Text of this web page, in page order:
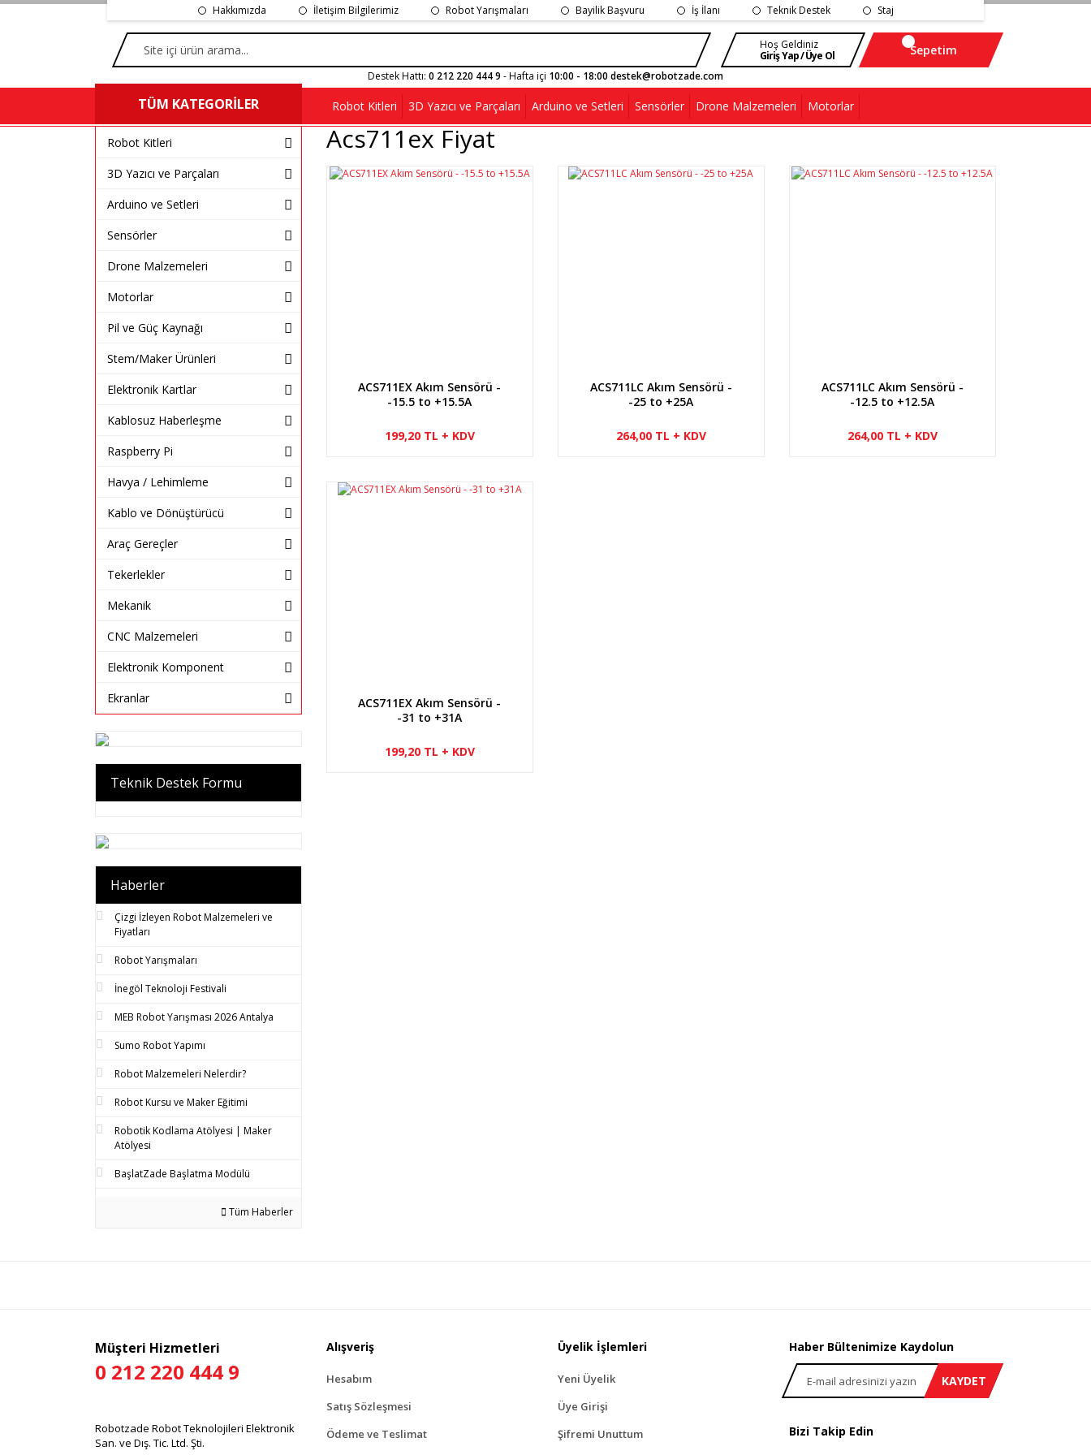
Hakkımızda İletişim Bilgilerimiz Robot Yarışmaları Bayilik Başvuru İş İlanı Teknik Destek Staj
Hoş Geldiniz
Giriş Yap / Üye Ol
Sepetim
Destek Hattı: 0 212 220 444 9 - Hafta içi 10:00 - 18:00 destek@robotzade.com
TÜM KATEGORİLER Robot Kitleri 3D Yazıcı ve Parçaları Arduino ve Setleri Sensörler Drone Malzemeleri Motorlar
Robot Kitleri
3D Yazıcı ve Parçaları
Arduino ve Setleri
Sensörler
Drone Malzemeleri
Motorlar
Pil ve Güç Kaynağı
Stem/Maker Ürünleri
Elektronik Kartlar
Kablosuz Haberleşme
Raspberry Pi
Havya / Lehimleme
Kablo ve Dönüştürücü
Araç Gereçler
Tekerlekler
Mekanik
CNC Malzemeleri
Elektronik Komponent
Ekranlar
Teknik Destek Formu
Haberler
Çizgi İzleyen Robot Malzemeleri ve
Fiyatları
Robot Yarışmaları
İnegöl Teknoloji Festivali
MEB Robot Yarışması 2026 Antalya
Sumo Robot Yapımı
Robot Malzemeleri Nelerdir?
Robot Kursu ve Maker Eğitimi
Robotik Kodlama Atölyesi | Maker
Atölyesi
BaşlatZade Başlatma Modülü
Tüm Haberler
Acs711ex Fiyat
ACS711EX Akım Sensörü -
-15.5 to +15.5A
199,20 TL + KDV
ACS711LC Akım Sensörü -
-25 to +25A
264,00 TL + KDV
ACS711LC Akım Sensörü -
-12.5 to +12.5A
264,00 TL + KDV
ACS711EX Akım Sensörü -
-31 to +31A
199,20 TL + KDV
Müşteri Hizmetleri
0 212 220 444 9
Robotzade Robot Teknolojileri Elektronik
San. ve Dış. Tic. Ltd. Şti.
Alışveriş
Hesabım
Satış Sözleşmesi
Ödeme ve Teslimat
Üyelik İşlemleri
Yeni Üyelik
Üye Girişi
Şifremi Unuttum
Haber Bültenimize Kaydolun
KAYDET
Bizi Takip Edin